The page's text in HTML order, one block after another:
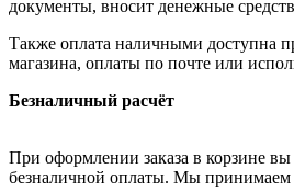
документы, вносит денежные
Также оплата наличными доступна
магазина, оплаты по почте или
Безналичный расчёт
При оформлении заказа в корзине
безналичной оплаты. Мы принимаем